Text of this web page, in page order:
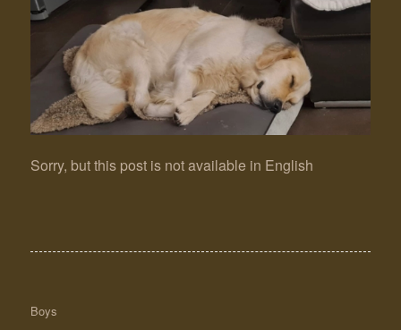
Sorry, but this post is not available in English
Boys